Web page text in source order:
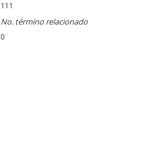
111
No. término relacionado
0